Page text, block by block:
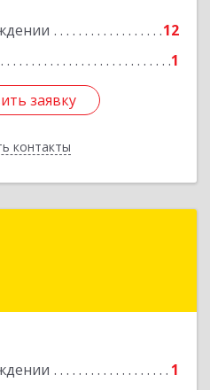
12
1
заявку
контакты
заявку
1